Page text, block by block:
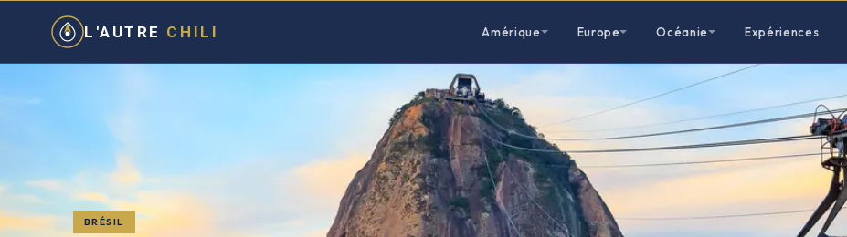
L'AUTRE CHILI Amérique Europe Océanie Expériences
BRÉSIL